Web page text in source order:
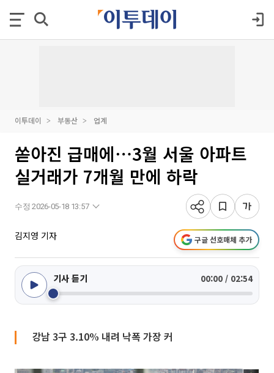
이투데이 부동산 업계
쏟아진 급매에⋯3월 서울 아파트
실거래가 7개월 만에 하락
수정 2026-05-18 13:57
김지영 기자 구글 선호매체 추가
기사 듣기 00:00 / 02:54
강남 3구 3.10% 내려 낙폭 가장 커